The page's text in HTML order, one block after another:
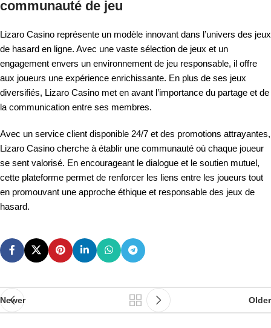
communauté de jeu
Lizaro Casino représente un modèle innovant dans l’univers des jeux
de hasard en ligne. Avec une vaste sélection de jeux et un
engagement envers un environnement de jeu responsable, il offre
aux joueurs une expérience enrichissante. En plus de ses jeux
diversifiés, Lizaro Casino met en avant l’importance du partage et de
la communication entre ses membres.
Avec un service client disponible 24/7 et des promotions attrayantes,
Lizaro Casino cherche à établir une communauté où chaque joueur
se sent valorisé. En encourageant le dialogue et le soutien mutuel,
cette plateforme permet de renforcer les liens entre les joueurs tout
en promouvant une approche éthique et responsable des jeux de
hasard.
Newer Older